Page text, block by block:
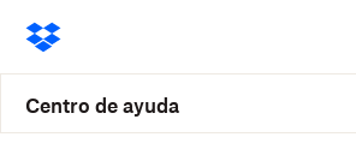
Centro de ayuda